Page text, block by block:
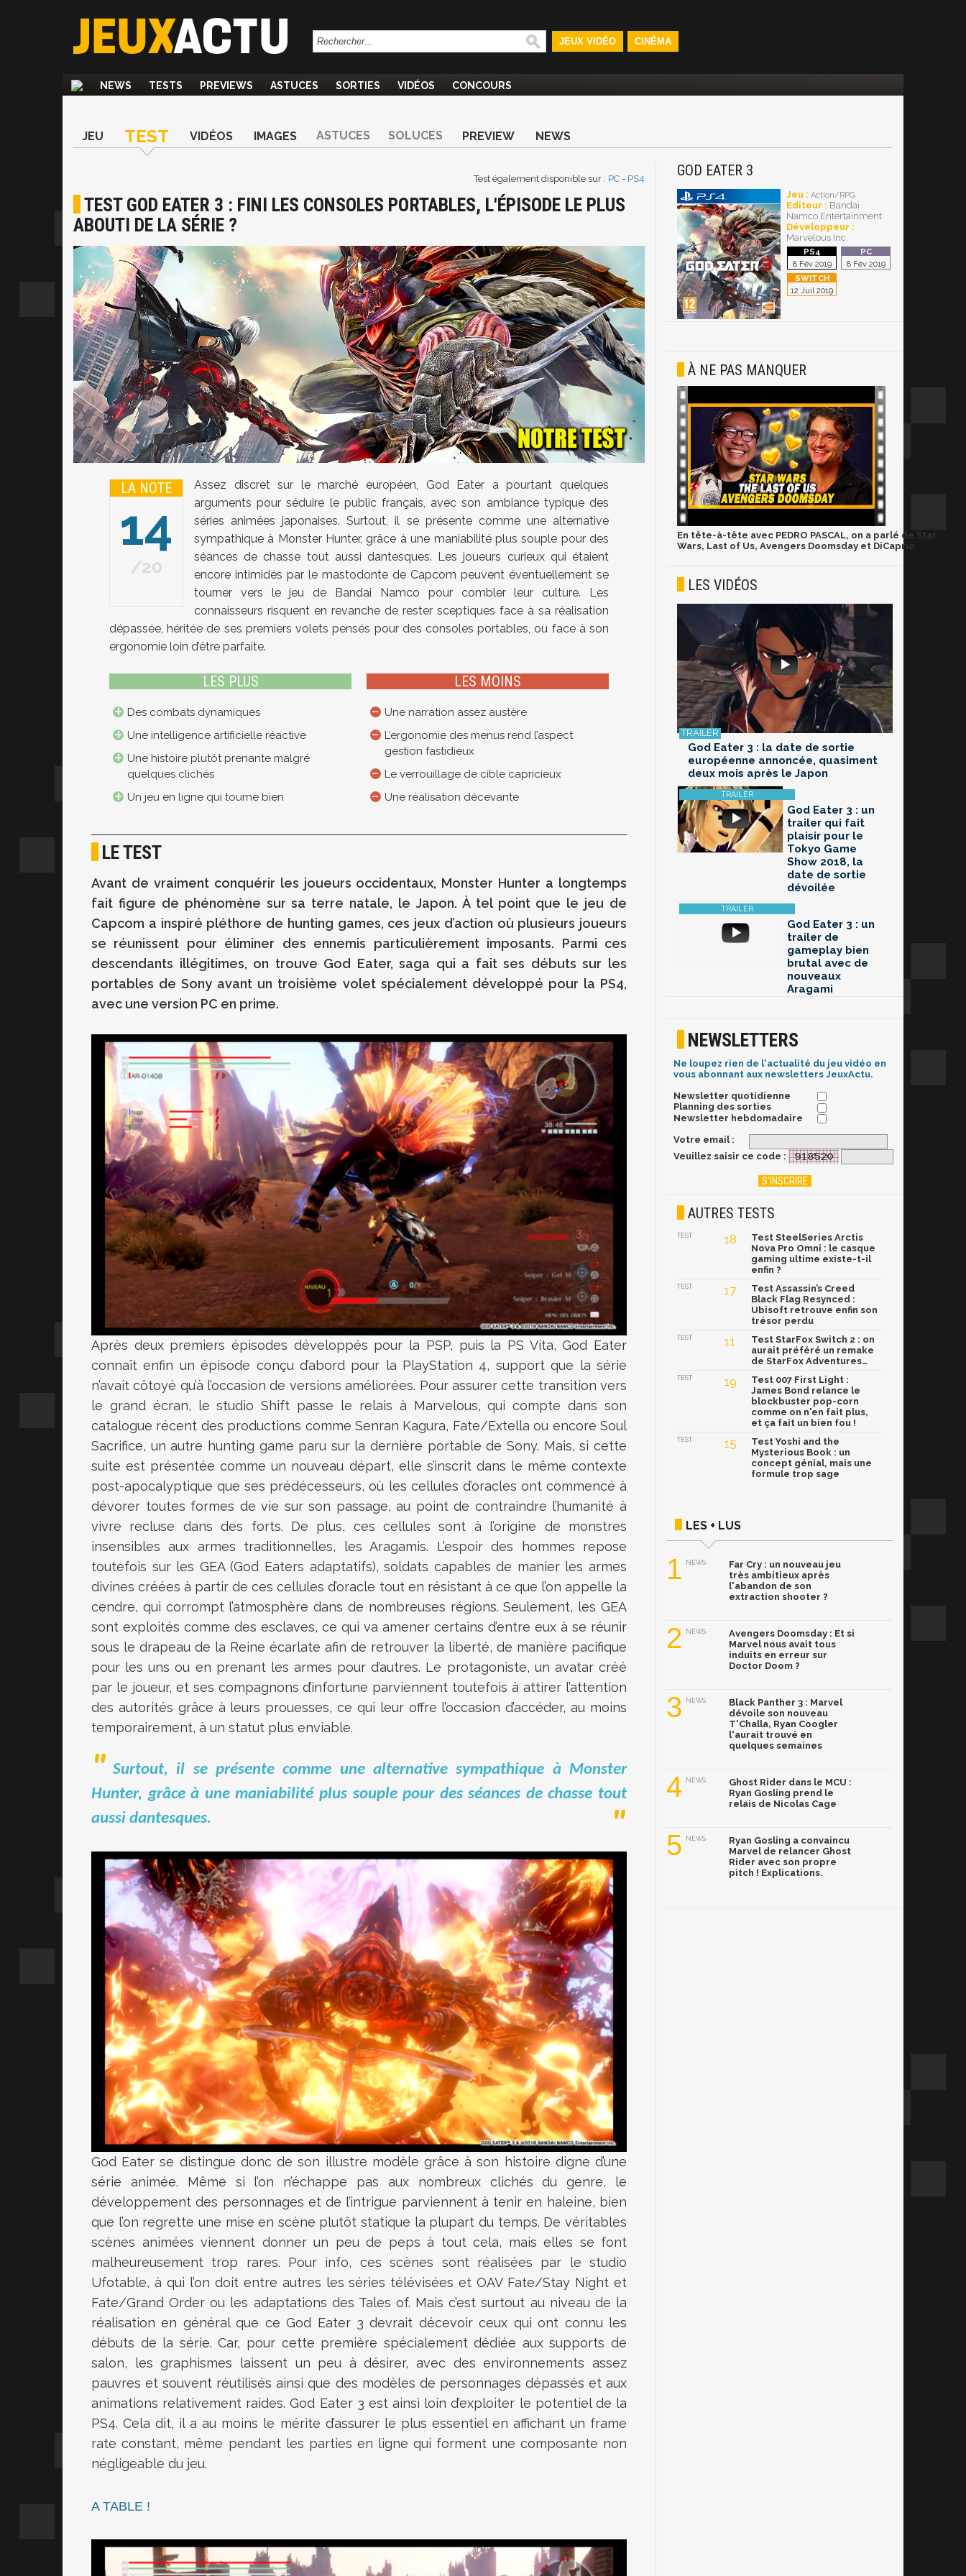
JEUX VIDÉO CINÉMA
NEWS TESTS PREVIEWS ASTUCES SORTIES VIDÉOS CONCOURS
JEU TEST VIDÉOS IMAGES ASTUCES SOLUCES PREVIEW NEWS
Test également disponible sur : PC - PS4
TEST GOD EATER 3 : FINI LES CONSOLES PORTABLES, L'ÉPISODE LE PLUS
ABOUTI DE LA SÉRIE ?
LA NOTE
14
20
Assez discret sur le marché européen, God Eater a pourtant quelques
arguments pour séduire le public français, avec son ambiance typique des
séries animées japonaises. Surtout, il se présente comme une alternative
sympathique à Monster Hunter, grâce à une maniabilité plus souple pour des
séances de chasse tout aussi dantesques. Les joueurs curieux qui étaient
encore intimidés par le mastodonte de Capcom peuvent éventuellement se
tourner vers le jeu de Bandai Namco pour combler leur culture. Les
connaisseurs risquent en revanche de rester sceptiques face à sa réalisation
dépassée, héritée de ses premiers volets pensés pour des consoles portables, ou face à son
ergonomie loin d’être parfaite.
LES PLUS
Des combats dynamiques
Une intelligence artificielle réactive
Une histoire plutôt prenante malgré
quelques clichés
Un jeu en ligne qui tourne bien
LES MOINS
Une narration assez austère
L’ergonomie des menus rend l’aspect
gestion fastidieux
Le verrouillage de cible capricieux
Une réalisation décevante
LE TEST
Avant de vraiment conquérir les joueurs occidentaux, Monster Hunter a longtemps
fait figure de phénomène sur sa terre natale, le Japon. À tel point que le jeu de
Capcom a inspiré pléthore de hunting games, ces jeux d’action où plusieurs joueurs
se réunissent pour éliminer des ennemis particulièrement imposants. Parmi ces
descendants illégitimes, on trouve God Eater, saga qui a fait ses débuts sur les
portables de Sony avant un troisième volet spécialement développé pour la PS4,
avec une version PC en prime.
Après deux premiers épisodes développés pour la PSP, puis la PS Vita, God Eater
connaît enfin un épisode conçu d’abord pour la PlayStation 4, support que la série
n’avait côtoyé qu’à l’occasion de versions améliorées. Pour assurer cette transition vers
le grand écran, le studio Shift passe le relais à Marvelous, qui compte dans son
catalogue récent des productions comme Senran Kagura, Fate/Extella ou encore Soul
Sacrifice, un autre hunting game paru sur la dernière portable de Sony. Mais, si cette
suite est présentée comme un nouveau départ, elle s’inscrit dans le même contexte
post-apocalyptique que ses prédécesseurs, où les cellules d’oracles ont commencé à
dévorer toutes formes de vie sur son passage, au point de contraindre l’humanité à
vivre recluse dans des forts. De plus, ces cellules sont à l’origine de monstres
insensibles aux armes traditionnelles, les Aragamis. L’espoir des hommes repose
toutefois sur les GEA (God Eaters adaptatifs), soldats capables de manier les armes
divines créées à partir de ces cellules d’oracle tout en résistant à ce que l’on appelle la
cendre, qui corrompt l’atmosphère dans de nombreuses régions. Seulement, les GEA
sont exploités comme des esclaves, ce qui va amener certains d’entre eux à se réunir
sous le drapeau de la Reine écarlate afin de retrouver la liberté, de manière pacifique
pour les uns ou en prenant les armes pour d’autres. Le protagoniste, un avatar créé
par le joueur, et ses compagnons d’infortune parviennent toutefois à attirer l’attention
des autorités grâce à leurs prouesses, ce qui leur offre l’occasion d’accéder, au moins
temporairement, à un statut plus enviable.
Surtout, il se présente comme une alternative sympathique à Monster
Hunter, grâce à une maniabilité plus souple pour des séances de chasse tout
aussi dantesques.
God Eater se distingue donc de son illustre modèle grâce à son histoire digne d’une
série animée. Même si l’on n’échappe pas aux nombreux clichés du genre, le
développement des personnages et de l’intrigue parviennent à tenir en haleine, bien
que l’on regrette une mise en scène plutôt statique la plupart du temps. De véritables
scènes animées viennent donner un peu de peps à tout cela, mais elles se font
malheureusement trop rares. Pour info, ces scènes sont réalisées par le studio
Ufotable, à qui l’on doit entre autres les séries télévisées et OAV Fate/Stay Night et
Fate/Grand Order ou les adaptations des Tales of. Mais c’est surtout au niveau de la
réalisation en général que ce God Eater 3 devrait décevoir ceux qui ont connu les
débuts de la série. Car, pour cette première spécialement dédiée aux supports de
salon, les graphismes laissent un peu à désirer, avec des environnements assez
pauvres et souvent réutilisés ainsi que des modèles de personnages dépassés et aux
animations relativement raides. God Eater 3 est ainsi loin d’exploiter le potentiel de la
PS4. Cela dit, il a au moins le mérite d’assurer le plus essentiel en affichant un frame
rate constant, même pendant les parties en ligne qui forment une composante non
négligeable du jeu.
A TABLE !
GOD EATER 3
Jeu : Action/RPG
Editeur : Bandai
Namco Entertainment
Développeur :
Marvelous Inc.
8 Fév 2019 8 Fév 2019
12 Juil 2019
À NE PAS MANQUER
En tête-à-tête avec PEDRO PASCAL, on a parlé de Star
Wars, Last of Us, Avengers Doomsday et DiCaprio
LES VIDÉOS
God Eater 3 : la date de sortie
européenne annoncée, quasiment
deux mois après le Japon
God Eater 3 : un
trailer qui fait
plaisir pour le
Tokyo Game
Show 2018, la
date de sortie
dévoilée
God Eater 3 : un
trailer de
gameplay bien
brutal avec de
nouveaux
Aragami
NEWSLETTERS
Ne loupez rien de l'actualité du jeu vidéo en
vous abonnant aux newsletters JeuxActu.
Newsletter quotidienne
Planning des sorties
Newsletter hebdomadaire
Votre email :
Veuillez saisir ce code :
AUTRES TESTS
TEST 18
Test SteelSeries Arctis
Nova Pro Omni : le casque
gaming ultime existe-t-il
enfin ?
TEST 17
Test Assassin’s Creed
Black Flag Resynced :
Ubisoft retrouve enfin son
trésor perdu
TEST 11
Test StarFox Switch 2 : on
aurait préféré un remake
de StarFox Adventures…
TEST 19
Test 007 First Light :
James Bond relance le
blockbuster pop-corn
comme on n'en fait plus,
et ça fait un bien fou !
TEST 15
Test Yoshi and the
Mysterious Book : un
concept génial, mais une
formule trop sage
LES + LUS
1 NEWS
Far Cry : un nouveau jeu
très ambitieux après
l'abandon de son
extraction shooter ?
2 NEWS
Avengers Doomsday : Et si
Marvel nous avait tous
induits en erreur sur
Doctor Doom ?
3 NEWS
Black Panther 3 : Marvel
dévoile son nouveau
T'Challa, Ryan Coogler
l'aurait trouvé en
quelques semaines
4 NEWS
Ghost Rider dans le MCU :
Ryan Gosling prend le
relais de Nicolas Cage
5 NEWS
Ryan Gosling a convaincu
Marvel de relancer Ghost
Rider avec son propre
pitch ! Explications.